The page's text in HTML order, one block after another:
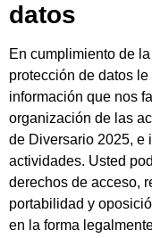
datos
En cumplimiento de
protección de datos
información que nos
organización de las
de Diversario 2025, e
actividades. Usted
derechos de acceso,
portabilidad y
en la forma